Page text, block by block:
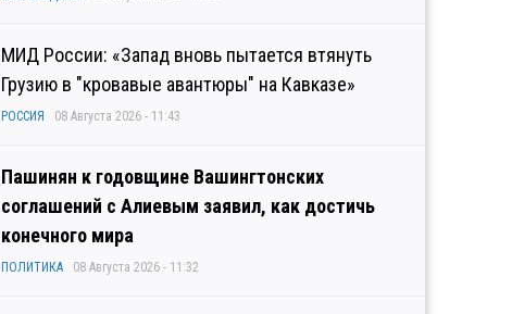
МИД России: «Запад вновь пытается втянуть
Грузию в "кровавые авантюры" на Кавказе»
РОССИЯ 08 Августа 2026 - 11:43
Пашинян к годовщине Вашингтонских
соглашений с Алиевым заявил, как достичь
конечного мира
ПОЛИТИКА 08 Августа 2026 - 11:32